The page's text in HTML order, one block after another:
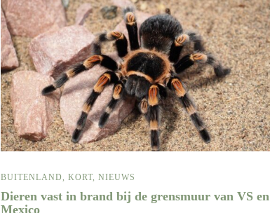
BUITENLAND KORT NIEUWS
Dieren vast in brand bij de grensmuur van VS en
Mexico